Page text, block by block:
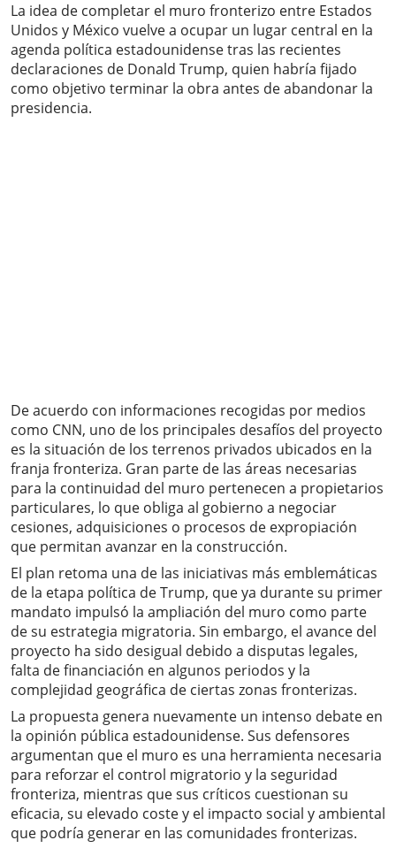
La idea de completar el muro fronterizo entre Estados
Unidos y México vuelve a ocupar un lugar central en la
agenda política estadounidense tras las recientes
declaraciones de Donald Trump, quien habría fijado
como objetivo terminar la obra antes de abandonar la
presidencia.
De acuerdo con informaciones recogidas por medios
como CNN, uno de los principales desafíos del proyecto
es la situación de los terrenos privados ubicados en la
franja fronteriza. Gran parte de las áreas necesarias
para la continuidad del muro pertenecen a propietarios
particulares, lo que obliga al gobierno a negociar
cesiones, adquisiciones o procesos de expropiación
que permitan avanzar en la construcción.
El plan retoma una de las iniciativas más emblemáticas
de la etapa política de Trump, que ya durante su primer
mandato impulsó la ampliación del muro como parte
de su estrategia migratoria. Sin embargo, el avance del
proyecto ha sido desigual debido a disputas legales,
falta de financiación en algunos periodos y la
complejidad geográfica de ciertas zonas fronterizas.
La propuesta genera nuevamente un intenso debate en
la opinión pública estadounidense. Sus defensores
argumentan que el muro es una herramienta necesaria
para reforzar el control migratorio y la seguridad
fronteriza, mientras que sus críticos cuestionan su
eficacia, su elevado coste y el impacto social y ambiental
que podría generar en las comunidades fronterizas.